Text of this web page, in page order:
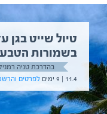
טיול שייט בגן
בשמורות הטבע
בהדרכת טניה
11.4 | 9 ימים
לפרטים